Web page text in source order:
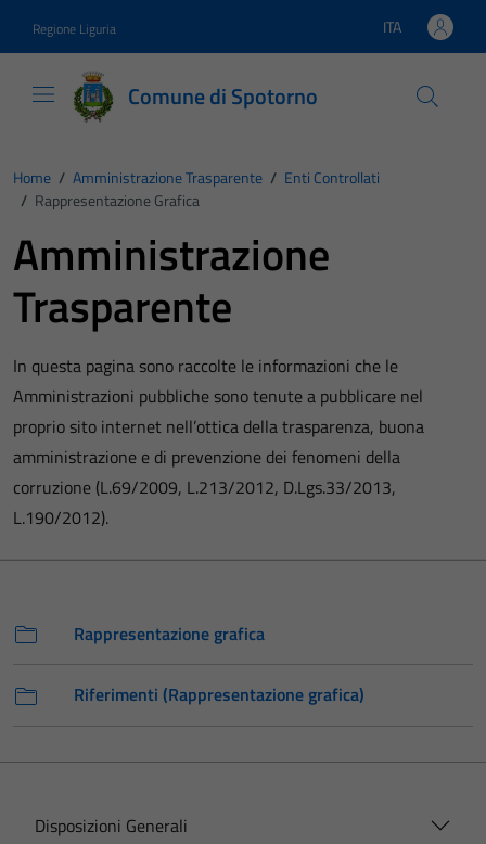
Regione Liguria Lingua attiva:
ITA
Comune di Spotorno
Home / Amministrazione Trasparente / Enti Controllati
/ Rappresentazione Grafica
Amministrazione
Trasparente
In questa pagina sono raccolte le informazioni che le
Amministrazioni pubbliche sono tenute a pubblicare nel
proprio sito internet nell’ottica della trasparenza, buona
amministrazione e di prevenzione dei fenomeni della
corruzione (L.69/2009, L.213/2012, D.Lgs.33/2013,
L.190/2012).
Rappresentazione grafica
Riferimenti (Rappresentazione grafica)
Disposizioni Generali